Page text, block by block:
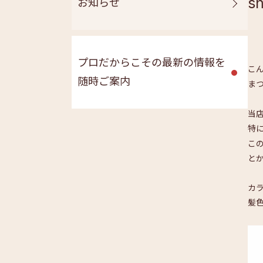
お知らせ
プロだからこその最新の情報を
随時ご案内
こ
ま
当
特
こ
と
カ
髪